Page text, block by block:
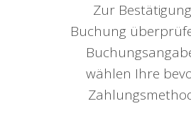
Zur
Buchung
wählen Ihre